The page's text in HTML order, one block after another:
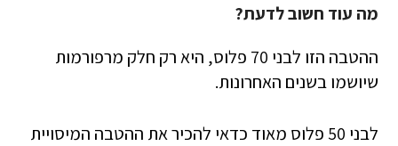
מה עוד חשוב לדעת?
ההטבה הזו לבני 70 פלוס, היא רק חלק מרפורמות
שיושמו בשנים האחרונות.
לבני 50 פלוס מאוד כדאי להכיר את ההטבה המיסויית